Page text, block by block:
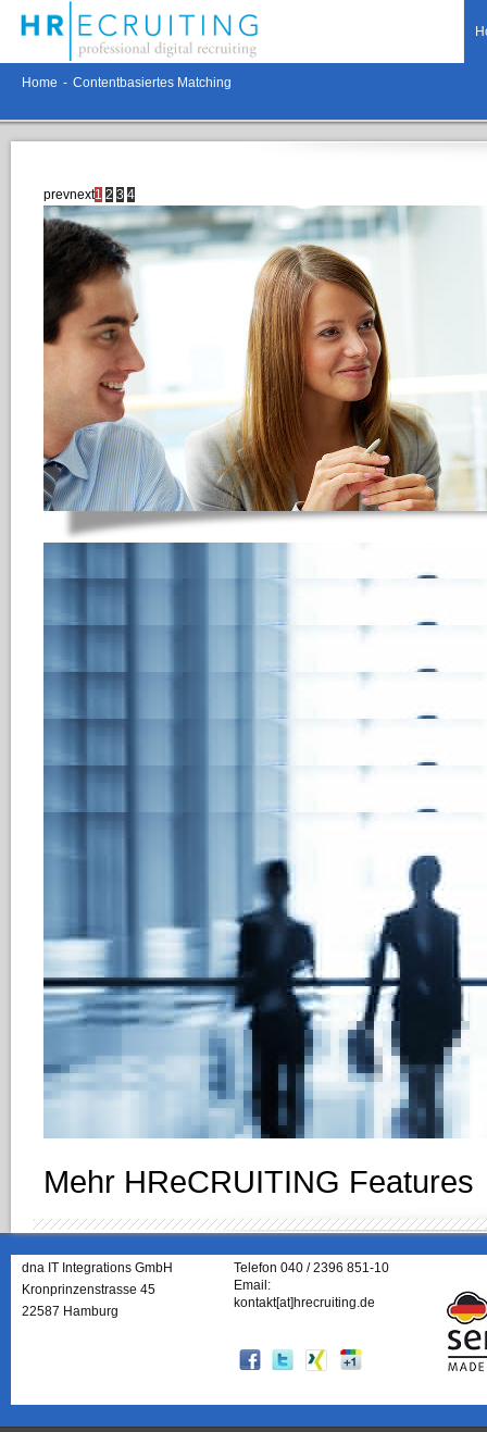
Home - Contentbasiertes Matching
prevnext1 2 3 4
Content basiertes
HRecruiting erweitert das
Parameter Auswahl. Durch
Matchingmodul in der
HReConnect noch gezielter
Basis der in der Bewerber-
vorgeschlagen. Durch die
breites Spektrum
werden können. Die
vergleichend erheblich
Effizienz in der
Mehr HReCRUITING Features
dna IT Integrations GmbH
Kronprinzenstrasse 45
22587 Hamburg
Telefon 040 / 2396 851-10
Email:
kontakt[at]hrecruiting.de